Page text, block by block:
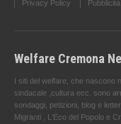
Privacy Policy
Pubblicità
Welfare Cremona
I siti del welfare, che nascono
sindacale ,cultura ecc. sono
sondaggi, petizioni, blog e
Migranti , L'Eco del Popolo e